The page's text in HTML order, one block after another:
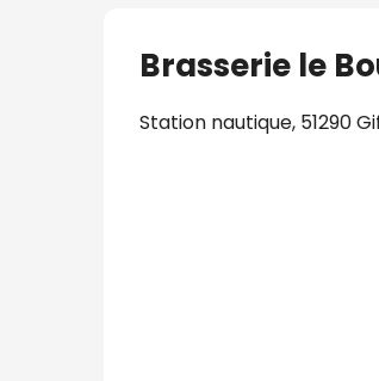
Brasserie le
Station nautique, 51290